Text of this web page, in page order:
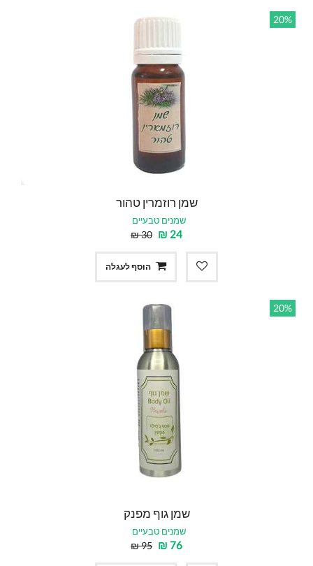
20%
שמן רוזמרין טהור
שמנים טבעיים
24
₪
30
₪
הוסף לעגלה
20%
שמן גוף מפנק
שמנים טבעיים
76
₪
95
₪